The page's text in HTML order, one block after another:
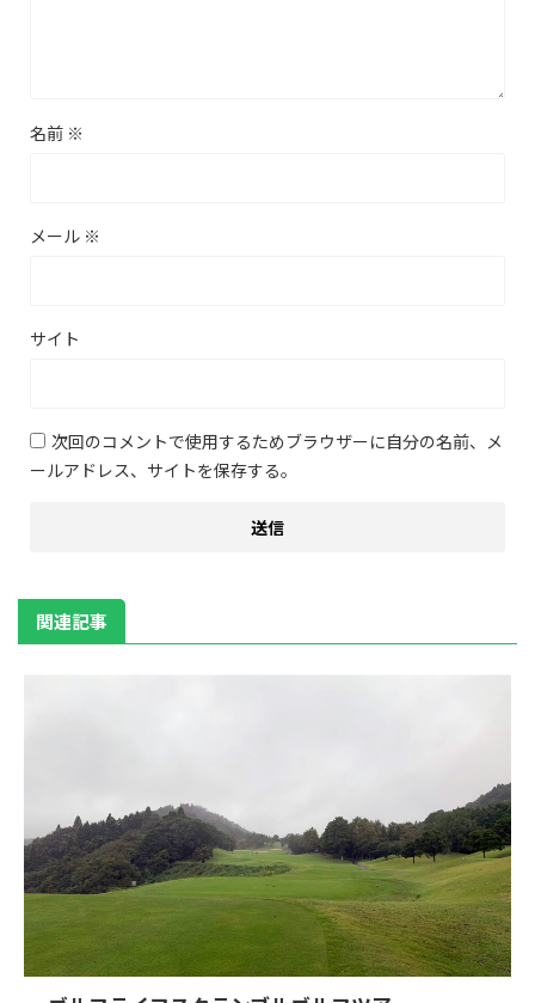
名前 ※
メール ※
サイト
次回のコメントで使用するためブラウザーに自分の名前、メ
ールアドレス、サイトを保存する。
関連記事